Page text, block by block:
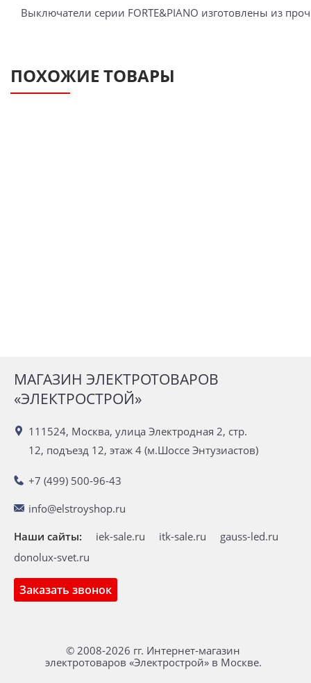
Выключатели серии FORTE&PIANO изготовлены из
ПОХОЖИЕ ТОВАРЫ
МАГАЗИН ЭЛЕКТРОТОВАРОВ
«ЭЛЕКТРОСТРОЙ»
111524, Москва, улица Электродная 2, стр.
12, подъезд 12, этаж 4 (м.Шоссе Энтузиастов)
+7 (499) 500-96-43
info@elstroyshop.ru
Заказать звонок
Наши сайты: iek-sale.ru itk-sale.ru
gauss-led.ru
donolux-svet.ru
© 2008-2026 гг. Интернет-магазин
электротоваров «Электрострой» в Москве.